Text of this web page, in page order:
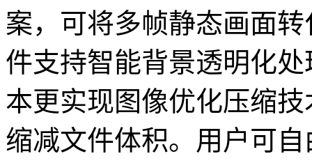
案，可将多帧静态画面
件支持智能背景透明化
本更实现图像优化压缩
缩减文件体积。用户可自